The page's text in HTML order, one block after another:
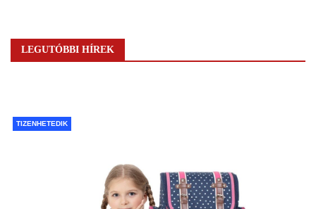
LEGUTÓBBI HÍREK
TIZENHETEDIK